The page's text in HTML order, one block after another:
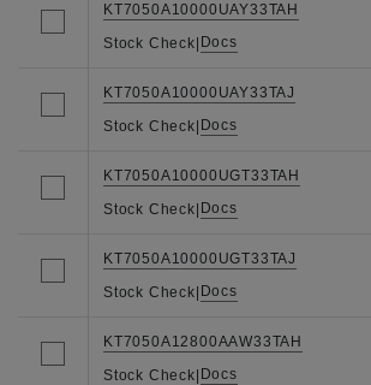
KT7050A10000UAY33TAH
Stock Check| Docs
KT7050A10000UAY33TAJ
Stock Check| Docs
KT7050A10000UGT33TAH
Stock Check| Docs
KT7050A10000UGT33TAJ
Stock Check| Docs
KT7050A12800AAW33TAH
Stock Check| Docs